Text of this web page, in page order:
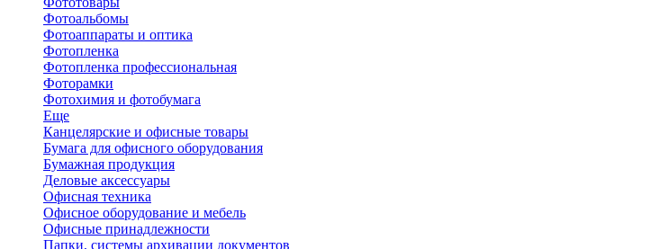
Фотоальбомы
Фотоаппараты и оптика
Фотопленка
Фотопленка профессиональная
Фоторамки
Фотохимия и фотобумага
Еще
Канцелярские и офисные товары
Бумага для офисного оборудования
Бумажная продукция
Деловые аксессуары
Офисная техника
Офисное оборудование и мебель
Офисные принадлежности
Папки, системы архивации документов